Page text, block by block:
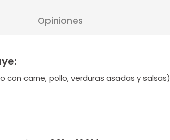
Opiniones
con carne, pollo, verduras asadas y salsas)